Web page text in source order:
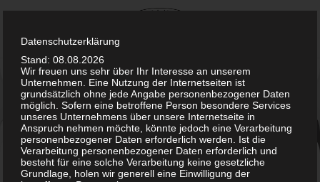
content
Desinfektion mit Sauerstoff:
Datenschutzerklärung
Stand: 08.08.2026
Wir freuen uns sehr über Ihr Interesse an unserem
Unternehmen. Eine Nutzung der Internetseiten ist
grundsätzlich ohne jede Angabe personenbezogener Daten
möglich. Sofern eine betroffene Person besondere Services
unseres Unternehmens über unsere Internetseite in
Anspruch nehmen möchte, könnte jedoch eine Verarbeitung
personenbezogener Daten erforderlich werden. Ist die
Verarbeitung personenbezogener Daten erforderlich und
besteht für eine solche Verarbeitung keine gesetzliche
Grundlage, holen wir generell eine Einwilligung der